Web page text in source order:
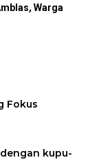
Warga
Fokus
dengan kupu-